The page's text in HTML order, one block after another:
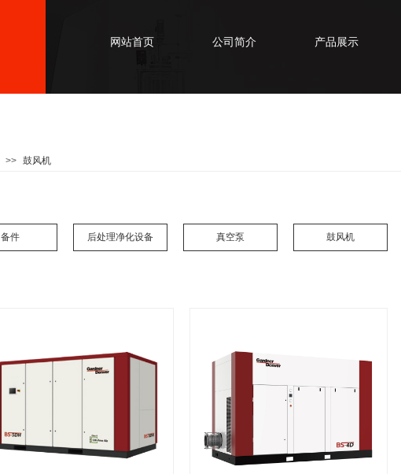
网站首页 公司简介 产品展示
>> 鼓风机
备件 后处理净化设备 真空泵 鼓风机